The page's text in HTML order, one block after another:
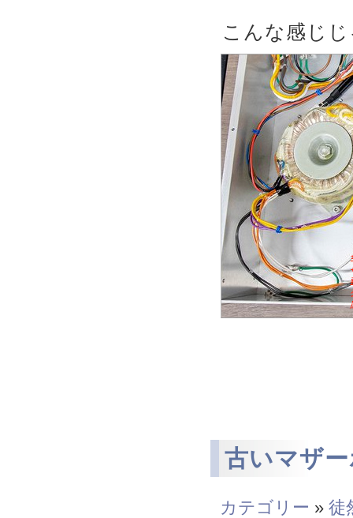
こんな感じ
古いマザ
カテゴリー » 徒